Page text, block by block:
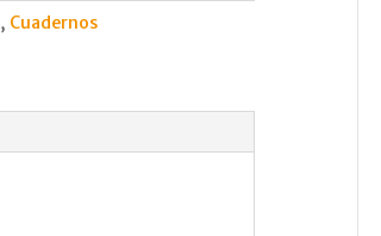
, Cuadernos